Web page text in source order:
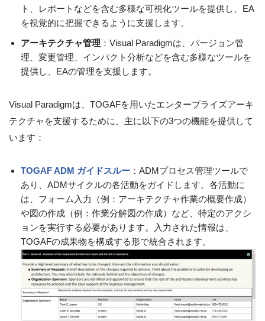
ト、レポートなどを含む多様な可視化ツールを提供し、EA
を視覚的に把握できるように支援します。
アーキテクチャ管理 ：Visual Paradigmは、バージョン管
理、変更管理、インパクト分析などを含む多様なツールを
提供し、EAの管理を支援します。
Visual Paradigmは、TOGAFを用いたエンタープライズアーキ
テクチャを支援するために、主に以下の3つの機能を提供して
います：
TOGAF ADM ガイドスルー ：ADMプロセス管理ツールで
あり、ADMサイクルの各活動をガイドします。各活動に
は、フォーム入力（例：アーキテクチャ作業の概要作成）
や図の作成（例：作業分解図の作成）など、特定のアクシ
ョンを実行する必要があります。入力された情報は、
TOGAFの成果物を構成する形で統合されます。